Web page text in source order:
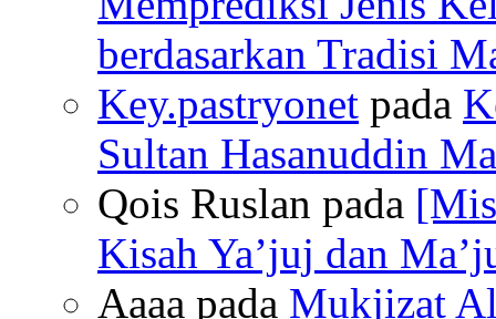
berdasarkan Tradisi
Key.pastryonet pada
Sultan Hasanuddin
Qois Ruslan pada
Kisah Ya’juj dan
Aaaa pada Mukjizat